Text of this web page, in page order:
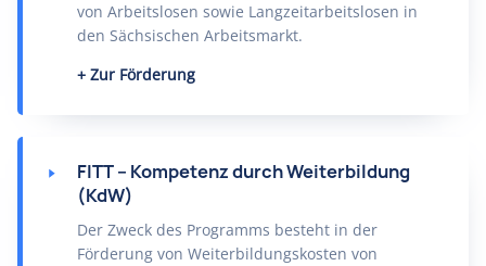
von Arbeitslosen sowie Langzeitarbeitslosen in
den Sächsischen Arbeitsmarkt.
Zur Förderung
FITT – Kompetenz durch Weiterbildung
(KdW)
Der Zweck des Programms besteht in der
Förderung von Weiterbildungskosten von